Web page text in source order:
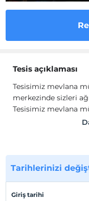
Tesis açıklaması
Tesisimiz mevlana
merkezinde sizleri
Tesisimiz mevlana
merkezinde sizleri
Konya şehir
karşısındadır.Konya
Tarihlerinizi
Giriş tarihi